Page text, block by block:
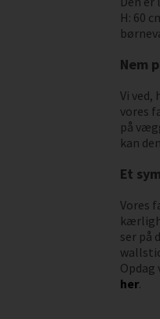
H: 60
Nem
Vi
vores
på
kan
Et
Vores
ser på
her.